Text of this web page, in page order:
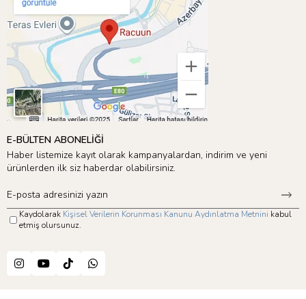
E-BÜLTEN ABONELİĞİ
Haber listemize kayıt olarak kampanyalardan, indirim ve yeni
ürünlerden ilk siz haberdar olabilirsiniz.
Kaydolarak Kişisel Verilerin Korunması Kanunu Aydınlatma Metnini kabul
etmiş olursunuz.